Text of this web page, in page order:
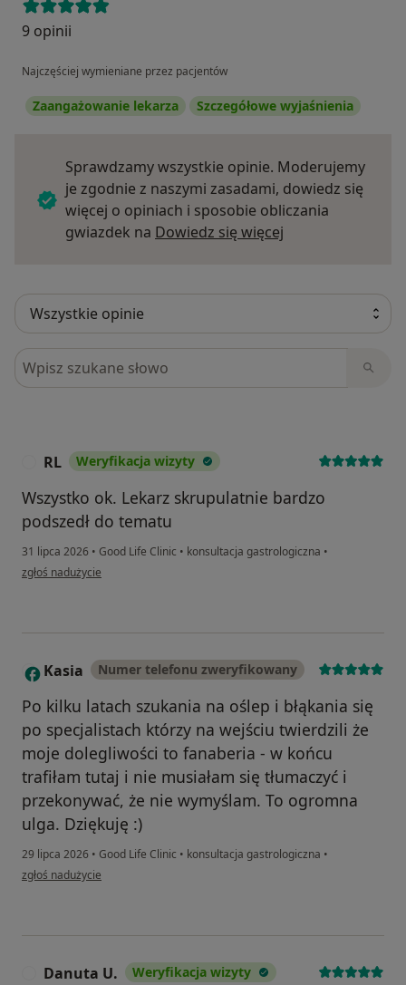
9 opinii
Najczęściej wymieniane przez pacjentów
Zaangażowanie lekarza Szczegółowe wyjaśnienia
Sprawdzamy wszystkie opinie. Moderujemy
je zgodnie z naszymi zasadami, dowiedz się
więcej o opiniach i sposobie obliczania
gwiazdek na Dowiedz się więcej
Szukaj w opiniach
RL Weryfikacja wizyty
Wszystko ok. Lekarz skrupulatnie bardzo
podszedł do tematu
31 lipca 2026 • Good Life Clinic • konsultacja gastrologiczna •
w opinii użytkownika RL
zgłoś nadużycie
K Kasia Numer telefonu zweryfikowany
Po kilku latach szukania na oślep i błąkania się
po specjalistach którzy na wejściu twierdzili że
moje dolegliwości to fanaberia - w końcu
trafiłam tutaj i nie musiałam się tłumaczyć i
przekonywać, że nie wymyślam. To ogromna
ulga. Dziękuję :)
29 lipca 2026 • Good Life Clinic • konsultacja gastrologiczna •
w opinii użytkownika Kasia
zgłoś nadużycie
Danuta U. Weryfikacja wizyty